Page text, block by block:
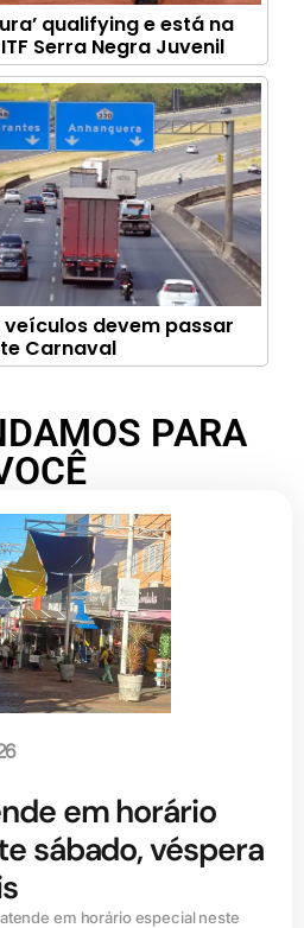
qualifying e está na
Serra Negra Juvenil
veículos devem passar
Carnaval
PARA
em horário
sábado, véspera
em horário especial neste